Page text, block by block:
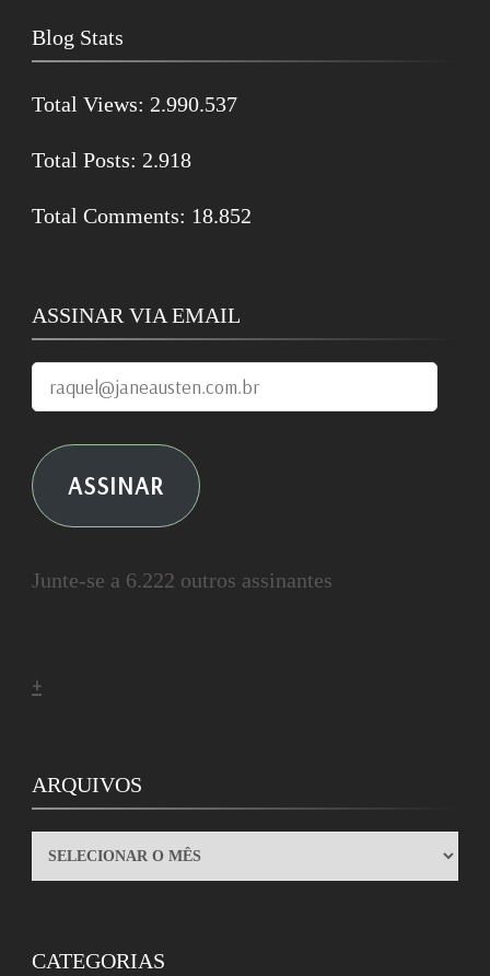
Blog Stats
Total Views: 2.990.537
Total Posts: 2.918
Total Comments: 18.852
ASSINAR VIA EMAIL
raquel@janeausten.com.br
ASSINAR
Junte-se a 6.222 outros assinantes
+
ARQUIVOS
ARQUIVOS
CATEGORIAS